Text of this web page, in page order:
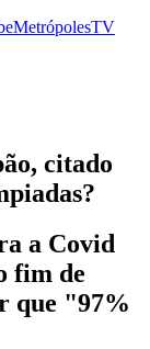
MetrópolesTV
citado
a Covid
fim de
que "97%